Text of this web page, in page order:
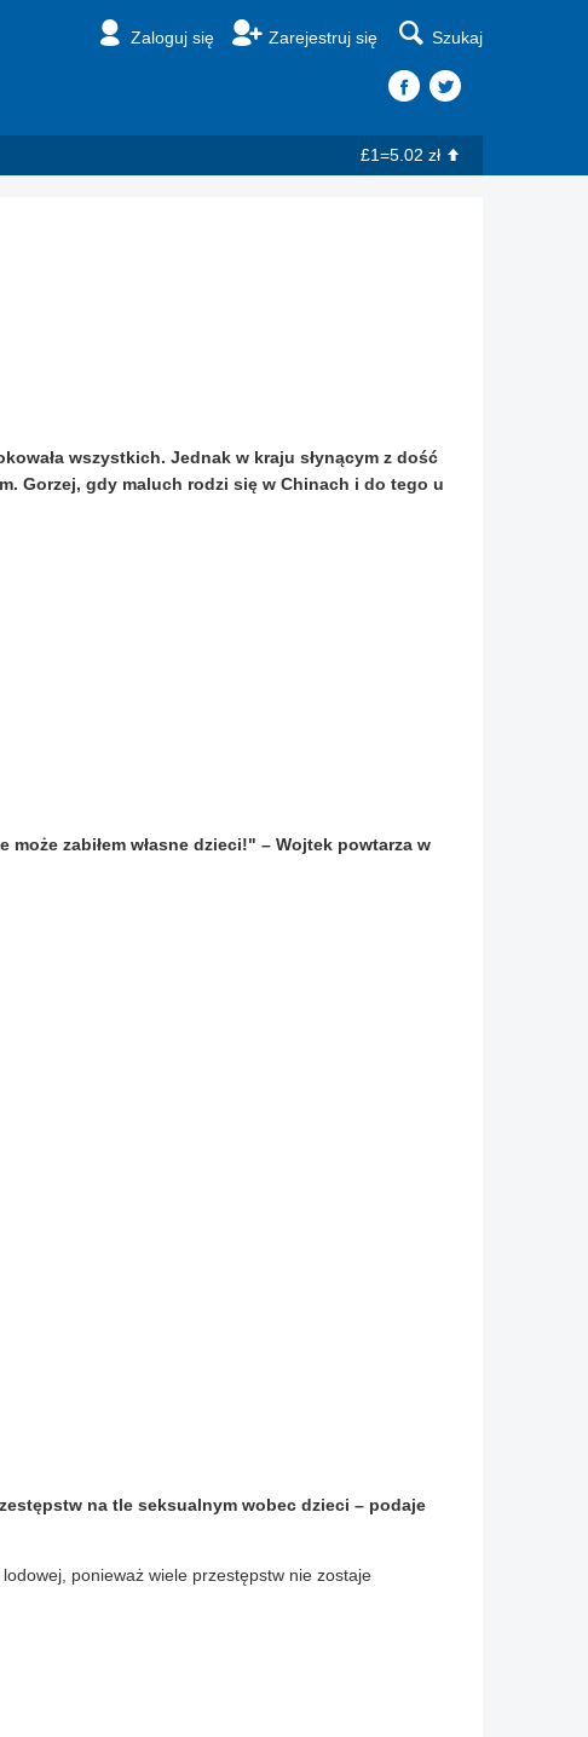
Zaloguj się Zarejestruj się Szukaj
£1=5.02 zł
wszystkich. Jednak w kraju słynącym z dość
Gorzej, gdy maluch rodzi się w Chinach i do tego u
zabiłem własne dzieci!" – Wojtek powtarza w
na tle seksualnym wobec dzieci – podaje
ponieważ wiele przestępstw nie zostaje